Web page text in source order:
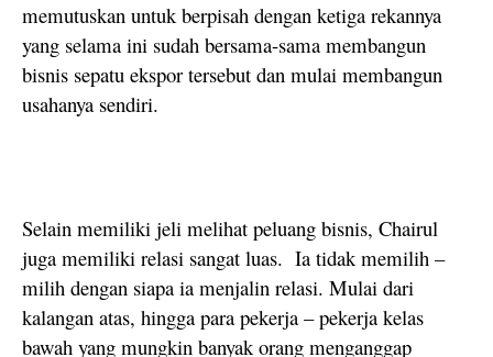
memutuskan untuk berpisah dengan ketiga rekannya
yang selama ini sudah bersama-sama membangun
bisnis sepatu ekspor tersebut dan mulai membangun
usahanya sendiri.
Selain memiliki jeli melihat peluang bisnis, Chairul
juga memiliki relasi sangat luas. Ia tidak memilih –
milih dengan siapa ia menjalin relasi. Mulai dari
kalangan atas, hingga para pekerja – pekerja kelas
bawah yang mungkin banyak orang menganggap